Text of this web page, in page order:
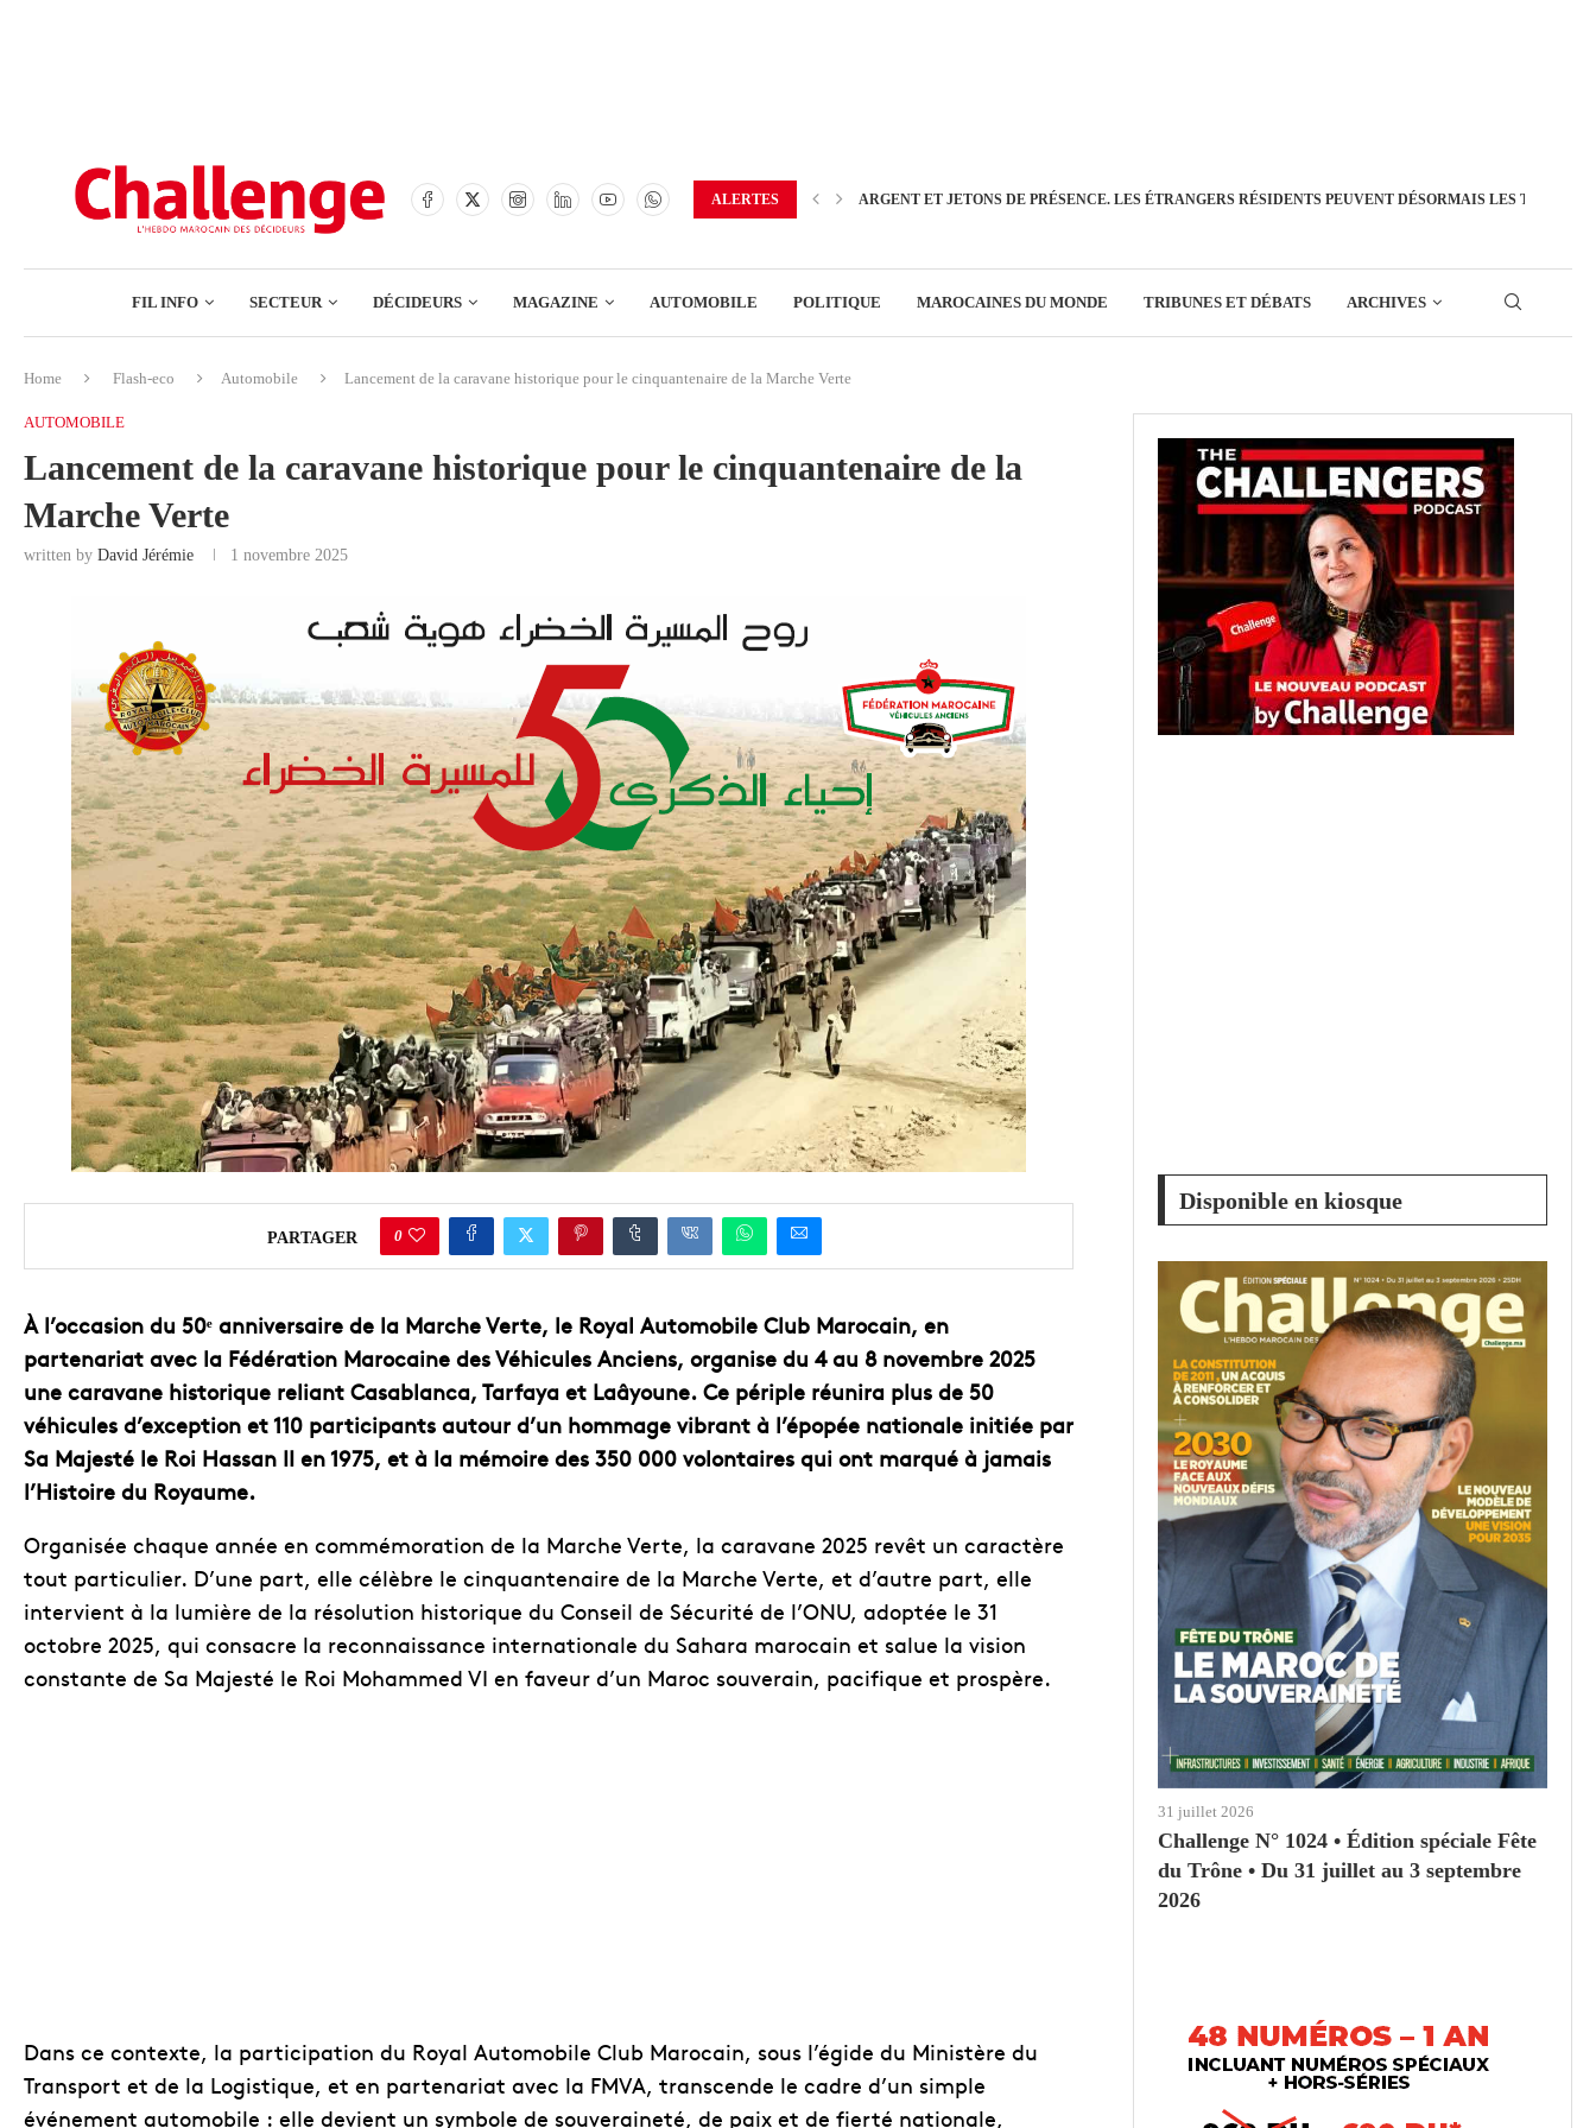
COMMERCE
ENSEIGNEMENT
ALERTES ARGENT ET JETONS DE PRÉSENCE. LES ÉTRANGERS RÉSIDENTS PEUVENT DÉSORMAIS LES
FIL INFO SECTEUR
BOURSE
FINANCE
COMMERCE
IMMOBILIER
DÉCIDEURS MAGAZINE AUTOMOBILE POLITIQUE MAROCAINES DU MONDE TRIBUNES ET DÉBATS ARCHIVES
Home Flash-eco Automobile Lancement de la caravane historique pour le cinquantenaire de la Marche Verte
AUTOMOBILE
Lancement de la caravane historique pour le cinquantenaire de la
Marche Verte
written by David Jérémie 1 novembre 2025
PARTAGER 0
À l’occasion du 50ᵉ anniversaire de la Marche Verte, le Royal Automobile Club Marocain, en
partenariat avec la Fédération Marocaine des Véhicules Anciens, organise du 4 au 8 novembre 2025
une caravane historique reliant Casablanca, Tarfaya et Laâyoune. Ce périple réunira plus de 50
véhicules d’exception et 110 participants autour d’un hommage vibrant à l’épopée nationale initiée par
Sa Majesté le Roi Hassan II en 1975, et à la mémoire des 350 000 volontaires qui ont marqué à jamais
l’Histoire du Royaume.
Organisée chaque année en commémoration de la Marche Verte, la caravane 2025 revêt un caractère
tout particulier. D’une part, elle célèbre le cinquantenaire de la Marche Verte, et d’autre part, elle
intervient à la lumière de la résolution historique du Conseil de Sécurité de l’ONU, adoptée le 31
octobre 2025, qui consacre la reconnaissance internationale du Sahara marocain et salue la vision
constante de Sa Majesté le Roi Mohammed VI en faveur d’un Maroc souverain, pacifique et prospère.
Dans ce contexte, la participation du Royal Automobile Club Marocain, sous l’égide du Ministère du
Transport et de la Logistique, et en partenariat avec la FMVA, transcende le cadre d’un simple
événement automobile : elle devient un symbole de souveraineté, de paix et de fierté nationale,
Disponible en kiosque
31 juillet 2026
Challenge N° 1024 • Édition spéciale Fête
du Trône • Du 31 juillet au 3 septembre
2026